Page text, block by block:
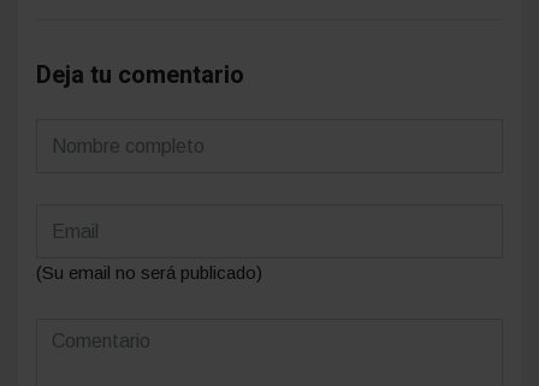
Deja tu comentario
(Su email no será publicado)